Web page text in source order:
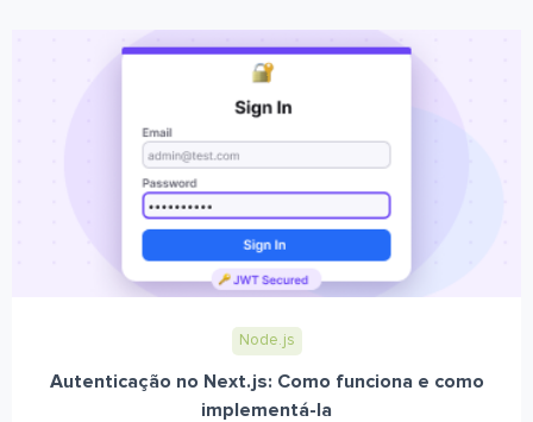
Node.js
Autenticação no Next.js: Como funciona e como
implementá-la